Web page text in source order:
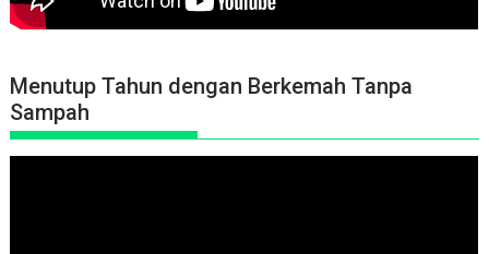
Menutup Tahun dengan Berkemah Tanpa
Sampah